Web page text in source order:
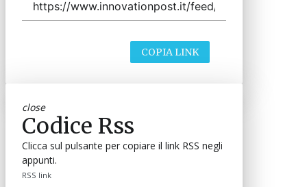
COPIA LINK
close
Codice Rss
Clicca sul pulsante per copiare il link RSS negli
appunti.
RSS link